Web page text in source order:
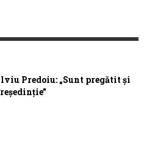
Predoiu: „Sunt pregătit și